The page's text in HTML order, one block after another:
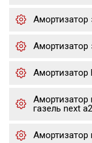
Амортизатор
Амортизатор
Амортизатор
Амортизатор
газель next
Амортизатор